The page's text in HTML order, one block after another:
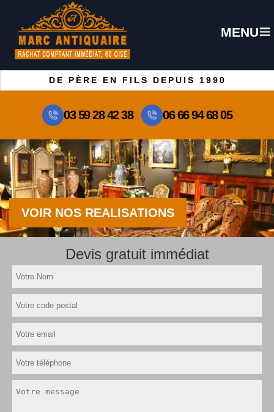
MENU
DE PÈRE EN FILS DEPUIS 1990
03 59 28 42 38 06 66 94 68 05
VOIR NOS REALISATIONS
Devis gratuit immédiat